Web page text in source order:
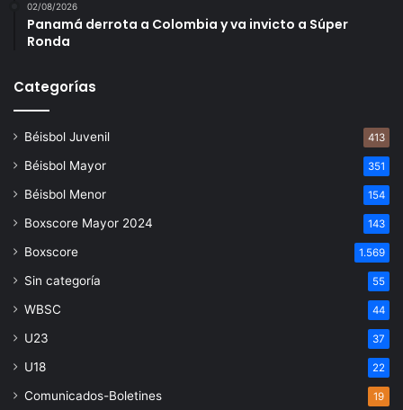
02/08/2026
Panamá derrota a Colombia y va invicto a Súper
Ronda
Categorías
Béisbol Juvenil 413
Béisbol Mayor 351
Béisbol Menor 154
Boxscore Mayor 2024 143
Boxscore 1.569
Sin categoría 55
WBSC 44
U23 37
U18 22
Comunicados-Boletines 19